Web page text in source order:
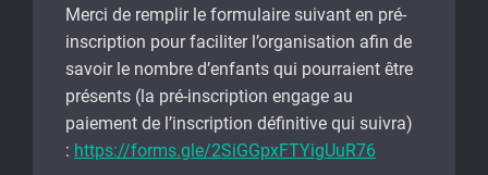
Merci de remplir le formulaire suivant en pré-
inscription pour faciliter l’organisation afin de
savoir le nombre d’enfants qui pourraient être
présents (la pré-inscription engage au
paiement de l’inscription définitive qui suivra)
: https://forms.gle/2SiGGpxFTYigUuR76